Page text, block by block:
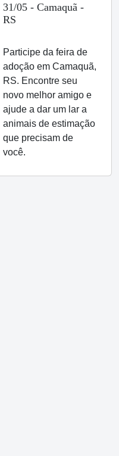
31/05 - Camaquã -
RS
Participe da feira de
adoção em Camaquã,
RS. Encontre seu
novo melhor amigo e
ajude a dar um lar a
animais de estimação
que precisam de
você.